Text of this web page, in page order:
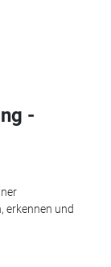
-
erkennen und